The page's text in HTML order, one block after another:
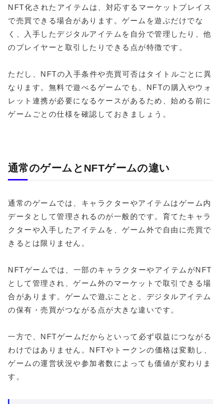
NFT化されたアイテムは、対応するマーケットプレイス
で売買できる場合があります。ゲームを遊ぶだけでな
く、入手したデジタルアイテムを自分で管理したり、他
のプレイヤーと取引したりできる点が特徴です。
ただし、NFTの入手条件や売買可否はタイトルごとに異
なります。無料で遊べるゲームでも、NFTの購入やウォ
レット連携が必要になるケースがあるため、始める前に
ゲームごとの仕様を確認しておきましょう。
通常のゲームとNFTゲームの違い
通常のゲームでは、キャラクターやアイテムはゲーム内
データとして管理されるのが一般的です。育てたキャラ
クターや入手したアイテムを、ゲーム外で自由に売買で
きるとは限りません。
NFTゲームでは、一部のキャラクターやアイテムがNFT
として管理され、ゲーム外のマーケットで取引できる場
合があります。ゲームで遊ぶことと、デジタルアイテム
の保有・売買がつながる点が大きな違いです。
一方で、NFTゲームだからといって必ず収益につながる
わけではありません。NFTやトークンの価格は変動し、
ゲームの運営状況や参加者数によっても価値が変わりま
す。